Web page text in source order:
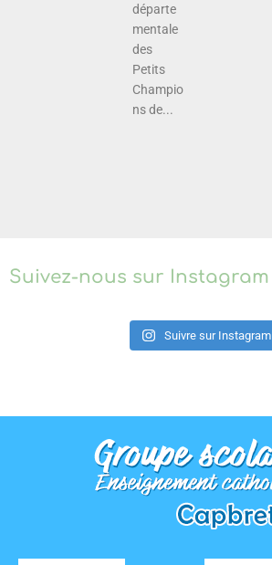
départe
mentale
des
Petits
Champio
ns de...
Suivez-nous sur Instagram
Suivre sur Instagram